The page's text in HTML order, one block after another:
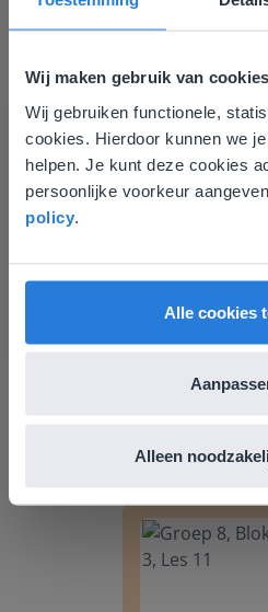
Wij maken gebruik van cookies
Wij gebruiken functionele,
cookies. Hierdoor kunnen we
helpen. Je kunt deze cookies
persoonlijke voorkeur
policy
Alle cookies
Alleen
aantrekkelijker voor zowel de
om echt elke leerling de
Zinloos tijdsverlies van o.a.
werkblaadjes maken is
Juf Els
Leefschool Het Droomschip
Ontdek
Deze website
overeen met je
Gezien je locatie, denken
liever naar de website voor
English